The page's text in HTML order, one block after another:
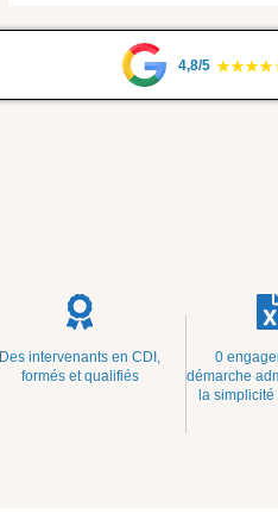
4,8/5
Des intervenants en CDI,
formés et qualifiés
0
démarche
la